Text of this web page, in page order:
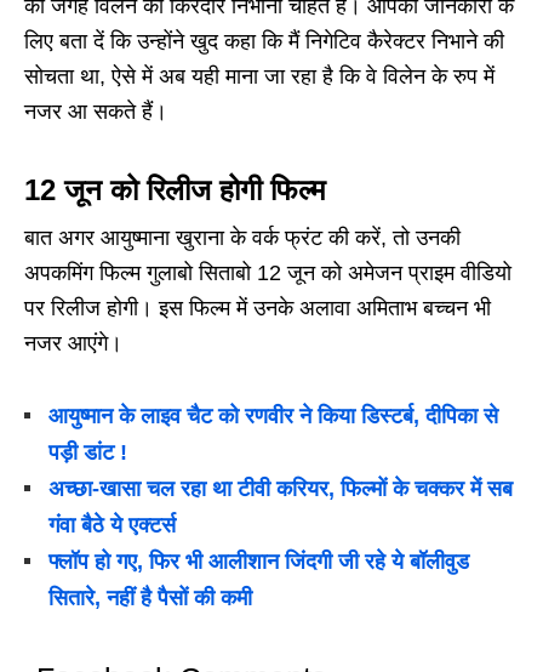
की जगह विलेन का किरदार निभाना चाहते हैं। आपकी जानकारी के
लिए बता दें कि उन्होंने खुद कहा कि मैं निगेटिव कैरेक्टर निभाने की
सोचता था, ऐसे में अब यही माना जा रहा है कि वे विलेन के रुप में
नजर आ सकते हैं।
12 जून को रिलीज होगी फिल्म
बात अगर आयुष्माना खुराना के वर्क फ्रंट की करें, तो उनकी
अपकमिंग फिल्म गुलाबो सिताबो 12 जून को अमेजन प्राइम वीडियो
पर रिलीज होगी। इस फिल्म में उनके अलावा अमिताभ बच्चन भी
नजर आएंगे।
आयुष्मान के लाइव चैट को रणवीर ने किया डिस्टर्ब, दीपिका से
पड़ी डांट !
अच्छा-खासा चल रहा था टीवी करियर, फिल्मों के चक्कर में सब
गंवा बैठे ये एक्टर्स
फ्लॉप हो गए, फिर भी आलीशान जिंदगी जी रहे ये बॉलीवुड
सितारे, नहीं है पैसों की कमी